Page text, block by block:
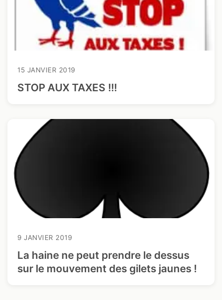
15 JANVIER 2019
STOP AUX TAXES !!!
9 JANVIER 2019
La haine ne peut prendre le dessus
sur le mouvement des gilets jaunes !